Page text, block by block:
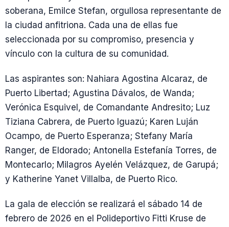
soberana, Emilce Stefan, orgullosa representante de
la ciudad anfitriona. Cada una de ellas fue
seleccionada por su compromiso, presencia y
vínculo con la cultura de su comunidad.
Las aspirantes son: Nahiara Agostina Alcaraz, de
Puerto Libertad; Agustina Dávalos, de Wanda;
Verónica Esquivel, de Comandante Andresito; Luz
Tiziana Cabrera, de Puerto Iguazú; Karen Luján
Ocampo, de Puerto Esperanza; Stefany María
Ranger, de Eldorado; Antonella Estefanía Torres, de
Montecarlo; Milagros Ayelén Velázquez, de Garupá;
y Katherine Yanet Villalba, de Puerto Rico.
La gala de elección se realizará el sábado 14 de
febrero de 2026 en el Polideportivo Fitti Kruse de